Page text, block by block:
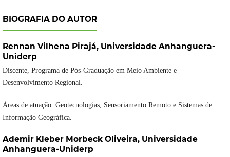
BIOGRAFIA DO AUTOR
Rennan Vilhena Pirajá, Universidade Anhanguera-
Uniderp
Discente, Programa de Pós-Graduação em Meio Ambiente e
Desenvolvimento Regional.
Áreas de atuação: Geotecnologias, Sensoriamento Remoto e Sistemas de
Informação Geográfica.
Ademir Kleber Morbeck Oliveira, Universidade
Anhanguera-Uniderp